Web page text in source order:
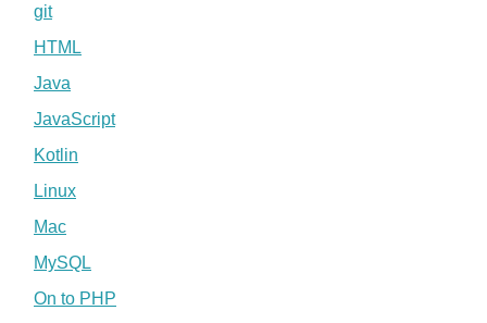
git
HTML
Java
JavaScript
Kotlin
Linux
Mac
MySQL
On to PHP